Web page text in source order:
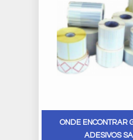
ONDE ENCONTRAR
ADESIVOS